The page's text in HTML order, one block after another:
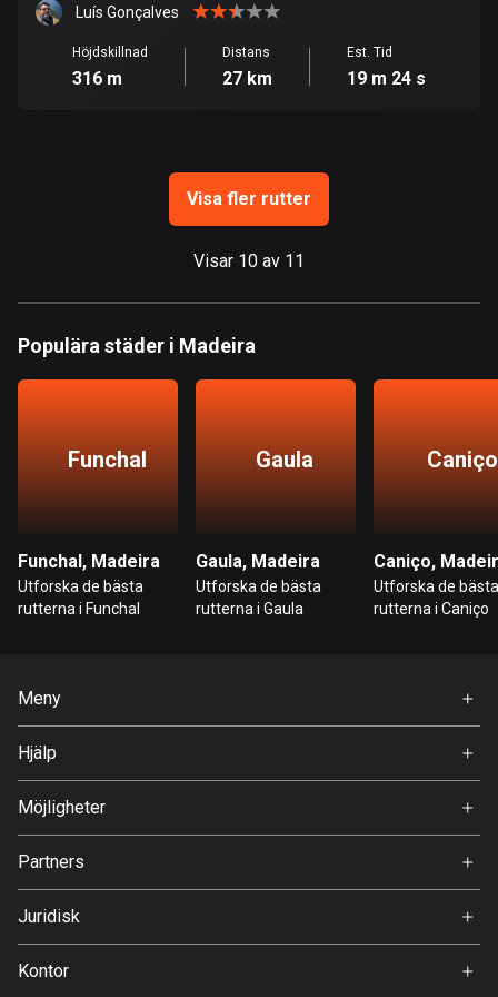
Guam
Guatemala
Guyana
10 rutter
Haiti
Honduras
137 rutter
Indien
Iran
Luís Gonçalves
Höjdskillnad
316 m
Distans
27 km
Est. Tid
19 m 24 s
Visa fler rutter
Visar 10 av 11
Populära städer i Madeira
Funchal
Funchal, Madeira
Utforska de bästa
rutterna i Funchal
Gaula
Gaula, Madeira
Utforska de bästa
rutterna i Gaula
Caniço
Caniço,
Utforska de bästa
rutterna i Caniço
Meny
Om Oss
Hjälp
Möjligheter
Partners
Juridisk
Kontor